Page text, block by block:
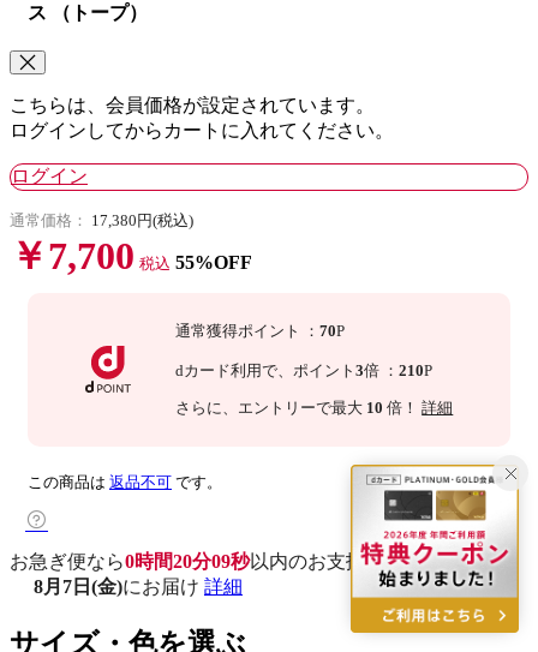
ス （トープ）
こちらは、会員価格が設定されています。
ログインしてからカートに入れてください。
ログイン
通常価格： 17,380円(税込)
￥7,700 税込 55%OFF
通常獲得ポイント ：70P
dカード利用で、 ポイント3倍 ：210P
さらに 、エントリーで最大 10 倍！詳細
この商品は 返品不可 です。
お急ぎ便なら0時間20分08秒以内のお支払いで
8月7日(金)にお届け 詳細
サイズ・色を選ぶ